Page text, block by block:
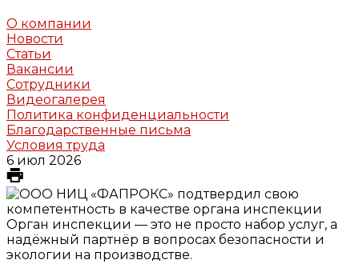
О компании
Новости
Статьи
Вакансии
Сотрудники
Видеогалерея
Политика конфиденциальности
Благодарственные письма
Условия труда
6 июл 2026
Орган инспекции — это не просто набор услуг, а
надёжный партнёр в вопросах безопасности и
экологии на производстве.